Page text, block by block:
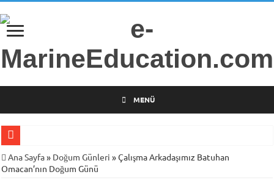
MENÜ
Gemi Radarları Üzerine Bilimsel Araştırma
Türkiye’nin İlk Deniz Teknolojileri Girişimcilik Programı
Ana Sayfa» Doğum Günleri »Çalışma Arkadaşımız Batuhan
Omacan’nın Doğum Günü